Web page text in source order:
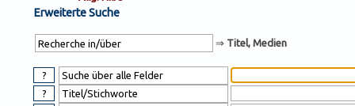
Erweiterte Suche
⇒ Titel, Medien